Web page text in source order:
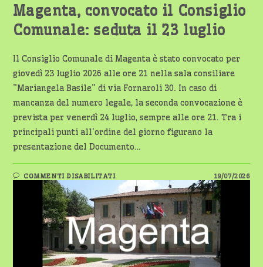
Magenta, convocato il Consiglio
Comunale: seduta il 23 luglio
Il Consiglio Comunale di Magenta è stato convocato per
giovedì 23 luglio 2026 alle ore 21 nella sala consiliare
"Mariangela Basile" di via Fornaroli 30. In caso di
mancanza del numero legale, la seconda convocazione è
prevista per venerdì 24 luglio, sempre alle ore 21. Tra i
principali punti all'ordine del giorno figurano la
presentazione del Documento…
COMMENTI DISABILITATISU
MAGENTA,
CONVOCATO
IL
CONSIGLIO
COMUNALE:
SEDUTA
IL
23
LUGLIO
19/07/2026